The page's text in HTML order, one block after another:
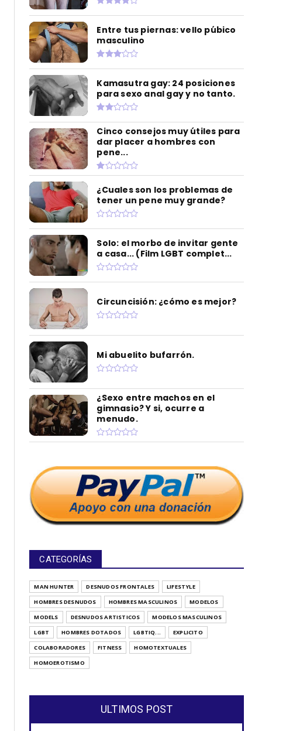
Entre tus piernas: vello púbico
masculino
Kamasutra gay: 24 posiciones
para sexo anal gay y no tanto.
Cinco consejos muy útiles para
dar placer a hombres con
pene...
¿Cuales son los problemas de
tener un pene muy grande?
Solo: el morbo de invitar gente
a casa... (Film LGBT complet...
Circuncisión: ¿cómo es mejor?
Mi abuelito bufarrón.
¿Sexo entre machos en el
gimnasio? Y si, ocurre a
menudo.
CATEGORÍAS
MAN HUNTER DESNUDOS FRONTALES
LIFESTYLE
HOMBRES DESNUDOS
HOMBRES MASCULINOS
MODELOS
MODELS
DESNUDOS ARTISTICOS
MODELOS MASCULINOS
LGBT
HOMBRES DOTADOS LGBTIQ...
EXPLICITO
COLABORADORES
FITNESS
HOMOTEXTUALES
HOMOEROTISMO
ULTIMOS POST